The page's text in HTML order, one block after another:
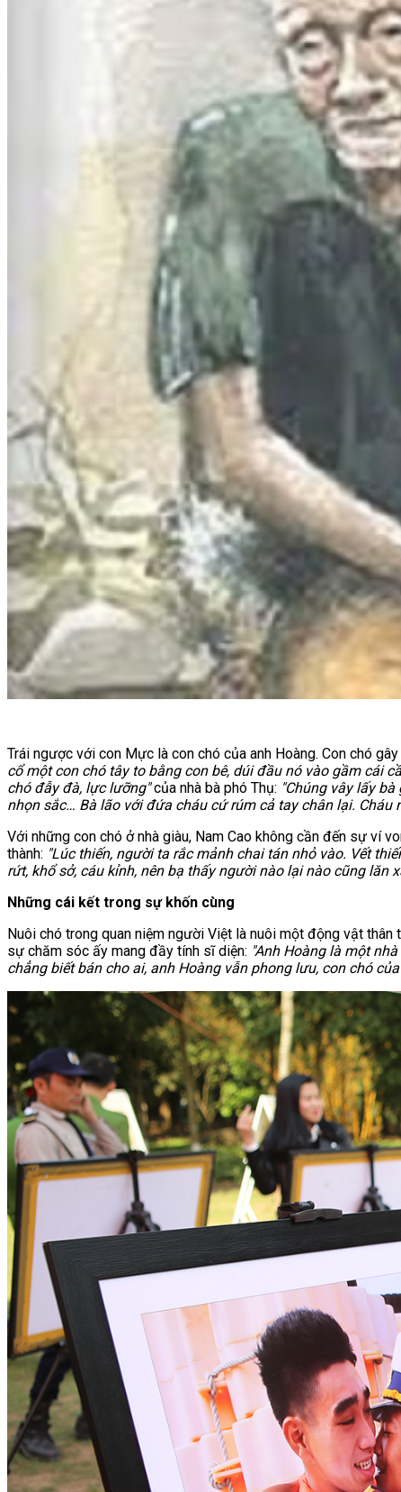
Trái ngược với con Mực là con chó của anh Hoàng. Con chó
cổ một con chó tây to bằng con bê, dúi đầu nó vào gầm cái
chó đẫy đà, lực lưỡng"của nhà bà phó Thụ: "Chúng vây lấy
nhọn sắc… Bà lão với đứa cháu cứ rúm cả tay chân lại. Cháu
Với những con chó ở nhà giàu, Nam Cao không cần đến sự ví
thành: "Lúc thiến, người ta rắc mảnh chai tán nhỏ vào. Vết
rứt, khổ sở, cáu kỉnh, nên bạ thấy người nào lại nào cũng
Những cái kết trong sự khốn cùng
Nuôi chó trong quan niệm người Việt là nuôi một động vật
sự chăm sóc ấy mang đầy tính sĩ diện: "Anh Hoàng là một
chẳng biết bán cho ai, anh Hoàng vẫn phong lưu, con chó